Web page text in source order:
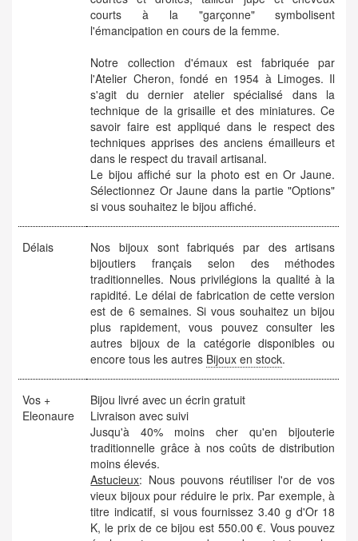
courts à la "garçonne" symbolisent
l'émancipation en cours de la femme.
Notre collection d'émaux est fabriquée par
l'Atelier Cheron, fondé en 1954 à Limoges. Il
s'agit du dernier atelier spécialisé dans la
technique de la grisaille et des miniatures. Ce
savoir faire est appliqué dans le respect des
techniques apprises des anciens émailleurs et
dans le respect du travail artisanal.
Le bijou affiché sur la photo est en Or Jaune.
Sélectionnez Or Jaune dans la partie "Options"
si vous souhaitez le bijou affiché.
Délais
Nos bijoux sont fabriqués par des artisans
bijoutiers français selon des méthodes
traditionnelles. Nous privilégions la qualité à la
rapidité. Le délai de fabrication de cette version
est de 6 semaines. Si vous souhaitez un bijou
plus rapidement, vous pouvez consulter les
autres bijoux de la catégorie disponibles ou
encore tous les autres Bijoux en stock.
Vos +
Eleonaure
Bijou livré avec un écrin gratuit
Livraison avec suivi
Jusqu'à 40% moins cher qu'en bijouterie
traditionnelle grâce à nos coûts de distribution
moins élevés.
Astucieux: Nous pouvons réutiliser l'or de vos
vieux bijoux pour réduire le prix. Par exemple, à
titre indicatif, si vous fournissez 3.40 g d'Or 18
K, le prix de ce bijou est 550.00 €. Vous pouvez